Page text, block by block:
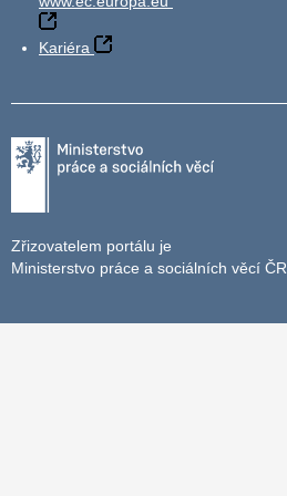
Kariéra
Zřizovatelem portálu je
Ministerstvo práce a sociálních věcí ČR